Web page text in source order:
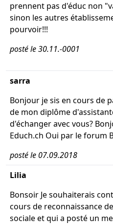
prennent pas d'éduc non
sinon les autres
pourvoir!!!
posté le 30.11.-0001
sarra
Bonjour je sis en cours de
de mon diplôme
d'échanger avec vous?
Educh.ch Oui par le forum
posté le 07.09.2018
Lilia
Bonsoir Je souhaiterais
cours de reconnaissance
sociale et qui a posté un